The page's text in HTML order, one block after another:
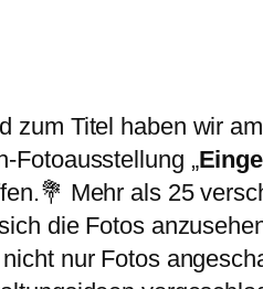
zum Titel haben wir
Fotoausstellung „
Mehr als 25
die Fotos
nur Fotos